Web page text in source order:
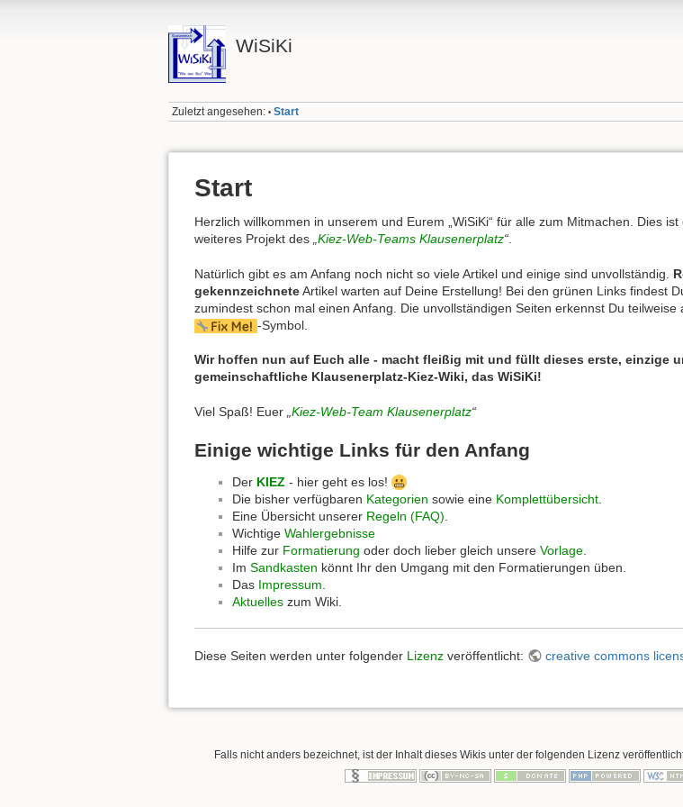
WiSiKi
Zuletzt angesehen: • Start
Start
Herzlich willkommen in unserem und Eurem „WiSiKi“ für alle zum Mitmachen. Dies ist
weiteres Projekt des „Kiez-Web-Teams Klausenerplatz“.
Natürlich gibt es am Anfang noch nicht so viele Artikel und einige sind unvollständig.
gekennzeichneteArtikel warten auf Deine Erstellung! Bei den grünen Links findest
zumindest schon mal einen Anfang. Die unvollständigen Seiten erkennst Du teilweise
-Symbol.
Wir hoffen nun auf Euch alle - macht fleißig mit und füllt dieses erste, einzige
gemeinschaftliche Klausenerplatz-Kiez-Wiki, das WiSiKi!
Viel Spaß! Euer Kiez-Web-Team Klausenerplatz“
Einige wichtige Links für den Anfang
Der KIEZ - hier geht es los!
Die bisher verfügbaren Kategorien sowie eine Komplettübersicht
Eine Übersicht unserer Regeln (FAQ)
Wichtige Wahlergebnisse
Hilfe zur Formatierung oder doch lieber gleich unsere Vorlage
Im Sandkasten könnt Ihr den Umgang mit den Formatierungen üben.
Das Impressum
Aktuelles zum Wiki.
Diese Seiten werden unter folgender Lizenz veröffentlicht: creative commons
Falls nicht anders bezeichnet, ist der Inhalt dieses Wikis unter der folgenden Lizenz